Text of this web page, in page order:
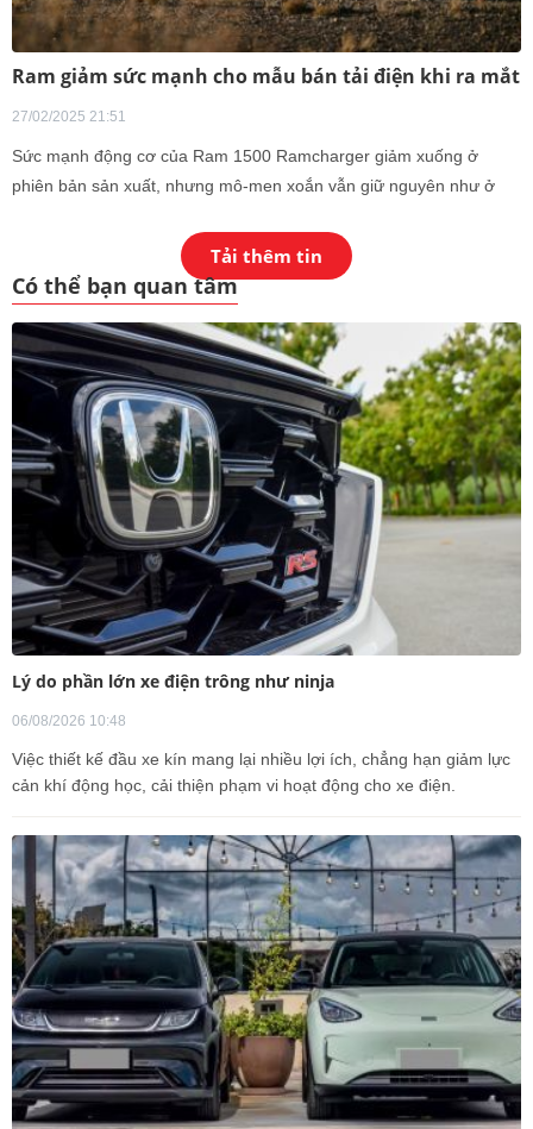
Ram giảm sức mạnh cho mẫu bán tải điện khi ra mắt
27/02/2025 21:51
Sức mạnh động cơ của Ram 1500 Ramcharger giảm xuống ở
phiên bản sản xuất, nhưng mô-men xoắn vẫn giữ nguyên như ở
Tải thêm tin
Có thể bạn quan tâm
Lý do phần lớn xe điện trông như ninja
06/08/2026 10:48
Việc thiết kế đầu xe kín mang lại nhiều lợi ích, chẳng hạn giảm lực
cản khí động học, cải thiện phạm vi hoạt động cho xe điện.